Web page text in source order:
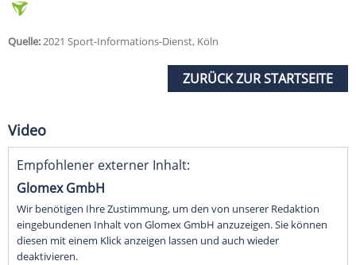
Quelle:2021 Sport-Informations-Dienst, Köln
ZURÜCK ZUR STARTSEITE
Video
Empfohlener externer Inhalt:
Glomex GmbH
Wir benötigen Ihre Zustimmung, um den von unserer Redaktion
eingebundenen Inhalt von Glomex GmbH anzuzeigen. Sie können
diesen mit einem Klick anzeigen lassen und auch wieder
deaktivieren.